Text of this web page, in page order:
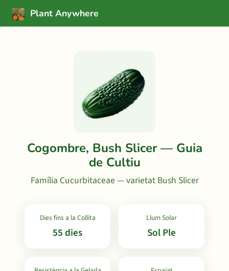
Plant Anywhere
Cogombre, Bush Slicer — Guia
de Cultiu
Família Cucurbitaceae — varietat Bush Slicer
Dies fins a la Collita
55 dies
Llum Solar
Sol Ple